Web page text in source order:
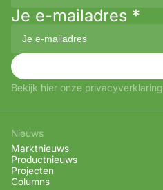
Je e-mailadres *
Bekijk hier onze privacyverklaring
Nieuws
Marktnieuws
Productnieuws
Projecten
Columns